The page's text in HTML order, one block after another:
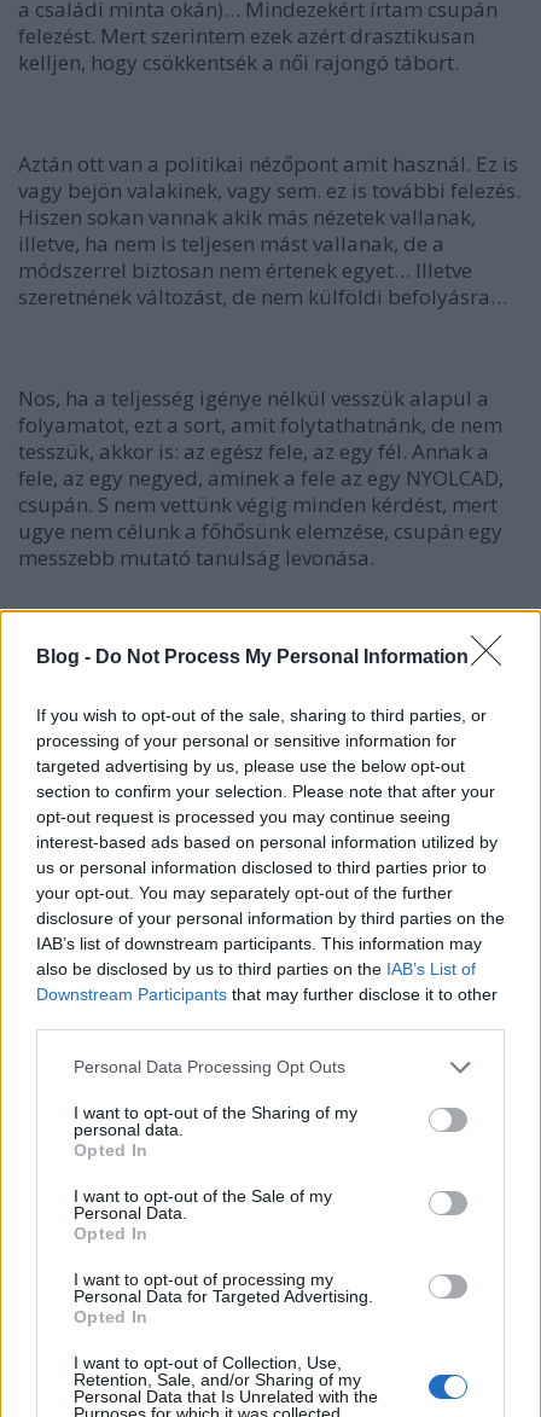
Blog - Do Not Process My Personal Information
If you wish to opt-out of the sale, sharing to third parties, or
processing of your personal or sensitive information for
targeted advertising by us, please use the below opt-out
section to confirm your selection. Please note that after your
opt-out request is processed you may continue seeing
interest-based ads based on personal information utilized by
us or personal information disclosed to third parties prior to
your opt-out. You may separately opt-out of the further
disclosure of your personal information by third parties on the
IAB’s list of downstream participants. This information may
also be disclosed by us to third parties on the IAB’s List of
Downstream Participants that may further disclose it to other
Please note that this website/app uses one or more Google
not limited to your visit or usage behaviour. You may click to
grant or deny consent to Google and its third-party tags to
use your data for below specified purposes in below Google
consent section.
Personal Data Processing Opt Outs
I want to opt-out of the Sharing of my
personal data.
Opted In
I want to opt-out of the Sale of my
Personal Data.
Opted In
I want to opt-out of processing my
Personal Data for Targeted Advertising.
Opted In
I want to opt-out of Collection, Use,
Retention, Sale, and/or Sharing of my
Personal Data that Is Unrelated with the
Purposes for which it was collected.
a családi minta okán)… Mindezekért írtam csupán
felezést. Mert szerintem ezek azért drasztikusan
kelljen, hogy csökkentsék a női rajongó tábort.
Aztán ott van a politikai nézőpont amit használ. Ez is
vagy bejön valakinek, vagy sem. ez is további felezés.
Hiszen sokan vannak akik más nézetek vallanak,
illetve, ha nem is teljesen mást vallanak, de a
módszerrel biztosan nem értenek egyet… Illetve
szeretnének változást, de nem külföldi befolyásra…
Nos, ha a teljesség igénye nélkül vesszük alapul a
folyamatot, ezt a sort, amit folytathatnánk, de nem
tesszük, akkor is: az egész fele, az egy fél. Annak a
fele, az egy negyed, aminek a fele az egy NYOLCAD,
csupán. S nem vettünk végig minden kérdést, mert
ugye nem célunk a főhősünk elemzése, csupán egy
messzebb mutató tanulság levonása.
Mindezek alapján is, megállapítható, hogy
választani, vele, akár ágyba is bújni. Igaz, ez
magában is nagy szám, de közel se bárki! Mert ugye
a BÁRKI az egy bővebb fogalom mint a minden 8.
Szerencsére mindezeket figyelembe véve, leginkább
mi nyugodhatunk meg, másodrendű férfiak. Mert
ugye mi csak ezután a kiemelkedő,jelenség után
kerülhetünk sorra. Azaz, ha hősünk nem választja
eddig barátnőnket, szerelmünket, feleségünket,
akkor van nekünk is esélyünk, megkapni őket, ezeket
a környezetünkben élő évő csodálatos nőket. Ha
maradékként, akikre már nem jutott ideje, mert
ugye ereje lenn, hiszen ő…de ugye nem tehet róla,
mind őt akarják…
Csupán a sors furcsa fintora, hogy
hősünk, bokros teendői miatt, nem tud velük
foglalatoskodni, így ránk marad a szórakoztatásuk…
Beletörődve, hogy csak azért van esélyünk, mert
hősünk nem tud velük annyit foglalkozni mint
Amikor velünk vannak is róla álmodnak… Arra
járnak a hét minden napján, ahol összefuthatnak
ideőt szán rájuk. Megosztja velük a figyelmét és a
kedvére tehetnek, ha megengedi. IGEN, MINDEN NŐ